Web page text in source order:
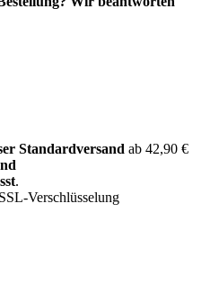
Standardversand ab 42,90 €
.
Verschlüsselung